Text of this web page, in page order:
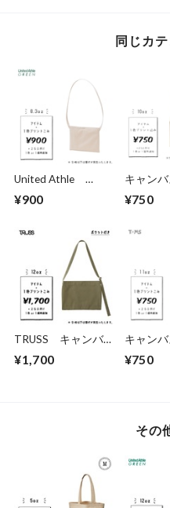
同じカ
United Athle
1461-01 レギュラ
ーキャンバス サコ
¥900
キャン
トショル
シュ (TR-
¥750
TRUSS キャンバ
ス ミュゼットバッ
グ (品番：CMB-034)
¥1,700
キャン
S size (品
TCC)
¥750
その